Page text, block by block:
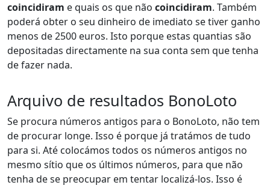
coincidiram e quais os que não coincidiram. Também
poderá obter o seu dinheiro de imediato se tiver ganho
menos de 2500 euros. Isto porque estas quantias são
depositadas directamente na sua conta sem que tenha
de fazer nada.
Arquivo de resultados BonoLoto
Se procura números antigos para o BonoLoto, não tem
de procurar longe. Isso é porque já tratámos de tudo
para si. Até colocámos todos os números antigos no
mesmo sítio que os últimos números, para que não
tenha de se preocupar em tentar localizá-los. Isso é